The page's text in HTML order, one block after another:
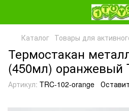
Каталог Товары для
Термостакан
(450мл) оранжевый
Артикул: TRC-102-orange